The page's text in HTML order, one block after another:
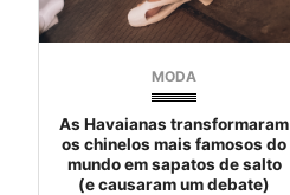
MODA
As Havaianas transformaram
os chinelos mais famosos do
mundo em sapatos de salto
(e causaram um debate)